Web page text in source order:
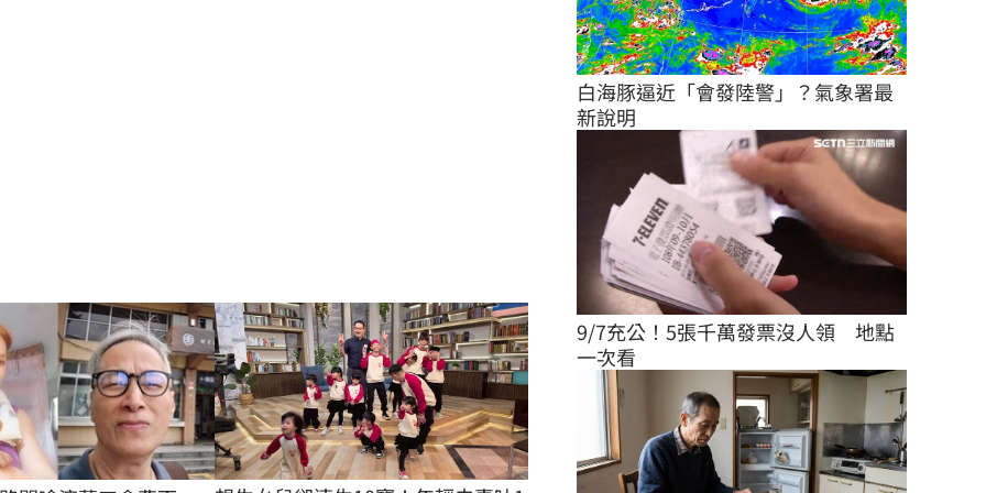
白海豚逼近「會發陸警」？氣象署最
新說明
9/7充公！5張千萬發票沒人領　地點
一次看